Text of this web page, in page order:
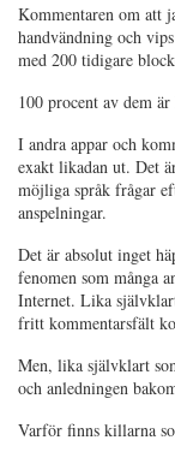
Kommentaren om att
handvändning och
med 200 tidigare
100 procent av dem
I andra appar och
exakt likadan ut. Det
möjliga språk frågar
anspelningar.
Det är absolut inget
fenomen som många
Internet. Lika
fritt kommentarsfält
Men, lika självklart
och anledningen
Varför finns killarna